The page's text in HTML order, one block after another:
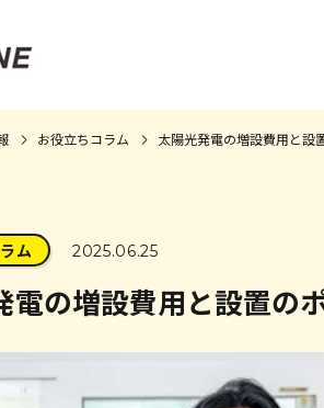
お役立ちコラム 太陽光発電の増設費用と設
ム 2025.06.25
電の増設費用と設置の